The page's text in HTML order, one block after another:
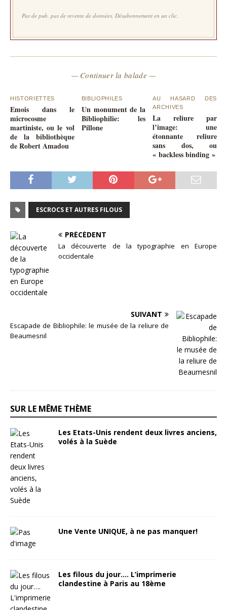
Pas de pub, pas de revente de données. Désabonnement en un clic.
— Continuer la balade —
HISTORIETTES
Emois dans le
microcosme
martiniste, ou le vol
de la bibliothèque
de Robert Amadou
BIBLIOPHILES
Un monument de la
Bibliophilie: les
Pillone
AU HASARD DES
ARCHIVES
La reliure par
l’image: une
étonnante reliure
sans dos, ou
« backless binding »
ESCROCS ET AUTRES FILOUS
PRÉCÉDENT
La découverte de la typographie en Europe
occidentale
SUIVANT
Escapade de Bibliophile: le musée de la reliure de
Beaumesnil
SUR LE MÊME THÈME
Les Etats-Unis rendent deux livres anciens,
volés à la Suède
Une Vente UNIQUE, à ne pas manquer!
Les filous du jour…. L’imprimerie
clandestine à Paris au 18ème